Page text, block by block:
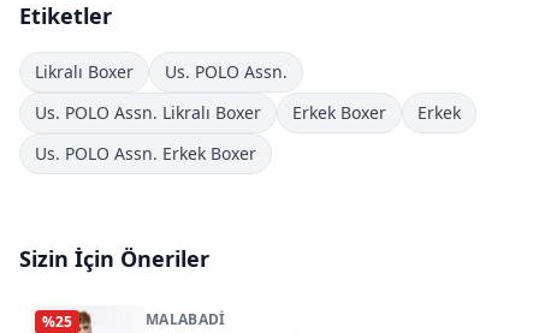
Etiketler
Likralı Boxer
Us. POLO Assn.
Us. POLO Assn. Likralı Boxer
Erkek Boxer
Erkek
Us. POLO Assn. Erkek Boxer
Sizin İçin Öneriler
%25 MALABADI